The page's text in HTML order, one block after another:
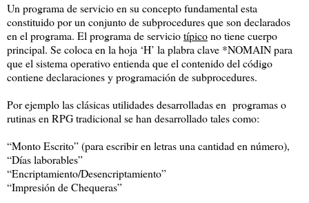
Un programa de servicio en su concepto fundamental esta
constituido por un conjunto de subprocedures que son declarados
en el programa. El programa de serviciotípicono tiene cuerpo
principal. Se coloca en la hoja ‘H’ la plabra clave *NOMAIN para
que el sistema operativo entienda que el contenido del código
contiene declaraciones y programación de subprocedures.
Por ejemplo las clásicas utilidades desarrolladas en programas o
rutinas en RPG tradicional se han desarrollado tales como:
“Monto Escrito” (para escribir en letras una cantidad en número),
“Días laborables”
“Encriptamiento/Desencriptamiento”
“Impresión de Chequeras”